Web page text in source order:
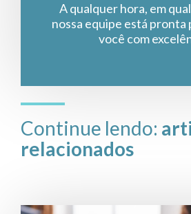
A qualquer hora, em
nossa equipe está pronta
você com
Continue lendo:
relacionados